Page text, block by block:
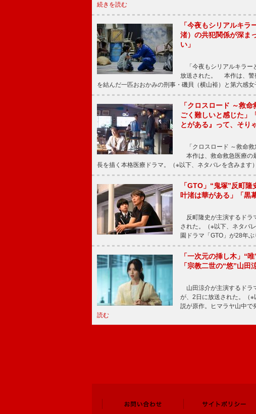
続きを読む
「今夜もシリアルキ
渚）の共犯関係が深ま
い」
「今夜もシリアルキラー
放送された。 本作は、警
を結んだ一匹おおかみの刑事・磯貝（横山裕）と第六感
「クロスロード ～救
ごく難しいと感じた」
とがある』って、そり
「クロスロード ～救命救
本作は、救命救急医療の
長を描く本格医療ドラマ。（※以下、ネタバレを含みま
「GTO」“鬼塚”反町
叶渚は華がある」「黒
反町隆史が主演するドラ
された。（※以下、ネタバ
園ドラマ「GTO」が28年
「一次元の挿し木」“
「宗教二世の“悠”山田
山田涼介が主演するドラ
が、2日に放送された。（
説が原作。ヒマラヤ山中
読む